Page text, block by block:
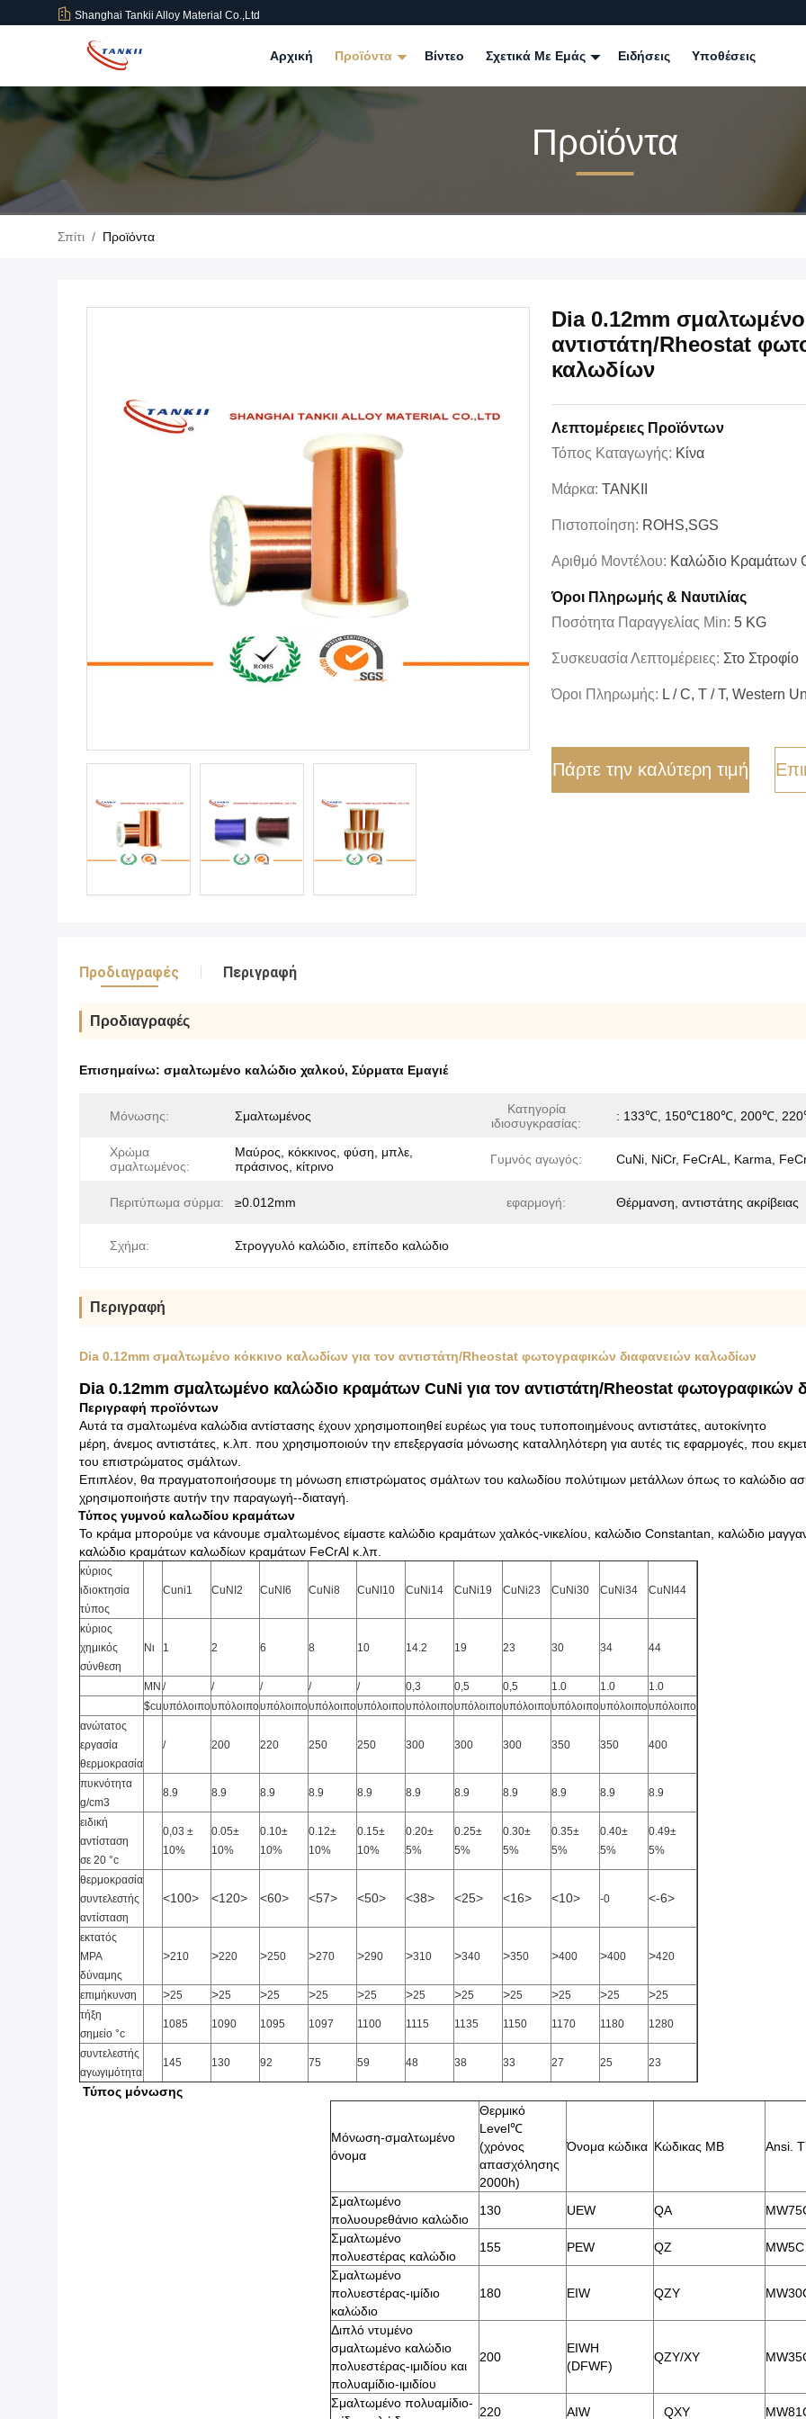
Shanghai Tankii Alloy Material Co.,Ltd
Αρχική Προϊόντα Βίντεο Σχετικά Με Εμάς Ειδήσεις Υποθέσεις
Προϊόντα
Σπίτι / Προϊόντα
Dia 0.12mm
αντιστάτη/Rheostat
καλωδίων
Λεπτομέρειες Προϊόντων
Τόπος Καταγωγής: Κίνα
Μάρκα: TANKII
Πιστοποίηση: ROHS,SGS
Αριθμό Μοντέλου: Καλώδιο Κραμάτων
Όροι Πληρωμής & Ναυτιλίας
Ποσότητα Παραγγελίας Min: 5 KG
Συσκευασία Λεπτομέρειες: Στο Στροφίο
Όροι Πληρωμής: L / C, T / T, Western
Πάρτε την καλύτερη τιμή
Προδιαγραφές Περιγραφή
Προδιαγραφές
Επισημαίνω: σμαλτωμένο καλώδιο χαλκού, Σύρματα Εμαγιέ
Μόνωσης: Σμαλτωμένος
Κατηγορία
ιδιοσυγκρασίας:
: 133℃, 150℃180℃, 200℃,
Χρώμα
σμαλτωμένος:
Μαύρος, κόκκινος, φύση, μπλε,
πράσινος, κίτρινο
Γυμνός αγωγός: CuNi, NiCr, FeCrAL, Karma,
Περιτύπωμα σύρμα: ≥0.012mm εφαρμογή: Θέρμανση, αντιστάτης ακρίβειας
Σχήμα: Στρογγυλό καλώδιο, επίπεδο καλώδιο
Περιγραφή
Dia 0.12mm σμαλτωμένο κόκκινο καλωδίων για τον αντιστάτη/Rheostat φωτογραφικών διαφανειών καλωδίων
Dia 0.12mm σμαλτωμένο καλώδιο κραμάτων CuNi για τον αντιστάτη/Rheostat φωτογραφικών
Περιγραφή προϊόντων
Αυτά τα σμαλτωμένα καλώδια αντίστασης έχουν χρησιμοποιηθεί ευρέως για τους τυποποιημένους αντιστάτες, αυτοκίνητο
μέρη, άνεμος αντιστάτες, κ.λπ. που χρησιμοποιούν την επεξεργασία μόνωσης καταλληλότερη για αυτές τις εφαρμογές, που
του επιστρώματος σμάλτων.
Επιπλέον, θα πραγματοποιήσουμε τη μόνωση επιστρώματος σμάλτων του καλωδίου πολύτιμων μετάλλων όπως το καλώδιο
χρησιμοποιήστε αυτήν την παραγωγή--διαταγή.
Τύπος γυμνού καλωδίου κραμάτων
Το κράμα μπορούμε να κάνουμε σμαλτωμένος είμαστε καλώδιο κραμάτων χαλκός-νικελίου, καλώδιο Constantan, καλώδιο
καλώδιο κραμάτων καλωδίων κραμάτων FeCrAl κ.λπ.
κύριος
ιδιοκτησία
τύπος
Cuni1 CuNI2 CuNI6 CuNi8 CuNI10 CuNi14 CuNi19 CuNi23 CuNi30 CuNi34 CuNI44
κύριος
χημικός
σύνθεση
Νι 1 2 6 8 10 14.2 19 23 30 34 44
ΜΝ / / / / / 0,3 0,5 0,5 1.0 1.0
1.0
$cuυπόλοιπουπόλοιπουπόλοιπουπόλοιπουπόλοιπουπόλοιπουπόλοιπουπόλοιπουπόλοιπουπόλοιπουπόλοιπο
ανώτατος
εργασία
θερμοκρασία
/ 200 220 250 250 300 300 300 350 350 400
πυκνότητα
g/cm3
8.9 8.9 8.9 8.9 8.9 8.9 8.9 8.9 8.9 8.9 8.9
ειδική
αντίσταση
σε 20 °c
0,03 ±
10%
0.05±
10%
0.10±
10%
0.12±
10%
0.15±
10%
0.20±
5%
0.25±
5%
0.30±
5%
0.35±
5%
0.40±
5%
0.49±
5%
θερμοκρασία
συντελεστής
αντίσταση
<100> <120> <60> <57> <50> <38> <25> <16> <10> -0 <-6>
εκτατός
MPA
δύναμης
>210 >220 >250 >270 >290 >310 >340 >350 >400 >400 >420
επιμήκυνση >25 >25 >25 >25 >25 >25 >25 >25 >25 >25 >25
τήξη
σημείο °c
1085 1090 1095 1097 1100 1115 1135 1150 1170 1180 1280
συντελεστής
αγωγιμότητα
145 130 92 75 59 48 38 33 27 25 23
Τύπος μόνωσης
Μόνωση-σμαλτωμένο
όνομα
Θερμικό
Level℃
(χρόνος
απασχόλησης
2000h)
Όνομα κώδικα Κώδικας ΜΒ Ansi.
Σμαλτωμένο
πολυουρεθάνιο καλώδιο
130 UEW QA
Σμαλτωμένο
πολυεστέρας καλώδιο
155 PEW QZ
MW5C
Σμαλτωμένο
πολυεστέρας-ιμίδιο
καλώδιο
180 EIW QZY
Διπλό ντυμένο
σμαλτωμένο καλώδιο
πολυεστέρας-ιμιδίου και
πολυαμίδιο-ιμιδίου
200
EIWH
(DFWF)
QZY/XY
Σμαλτωμένο πολυαμίδιο-
220 AIW QXY